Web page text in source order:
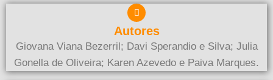
Autores
Giovana Viana Bezerril; Davi Sperandio e Silva; Julia
Gonella de Oliveira; Karen Azevedo e Paiva Marques.